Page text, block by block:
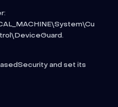
and set its